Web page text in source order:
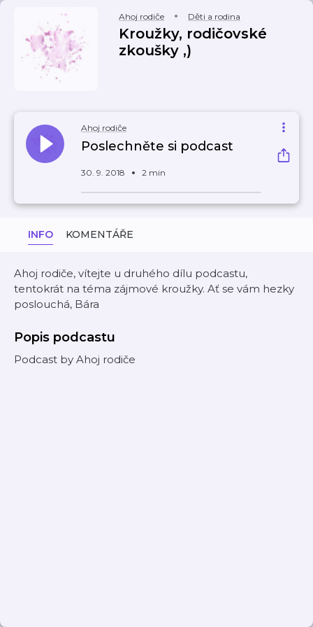
Ahoj rodiče Děti a rodina
Kroužky, rodičovské
zkoušky ,)
Ahoj rodiče
Poslechněte si podcast
30. 9. 2018 2 min
INFO KOMENTÁŘE
Ahoj rodiče, vítejte u druhého dílu podcastu,
tentokrát na téma zájmové kroužky. Ať se vám hezky
poslouchá, Bára
Popis podcastu
Podcast by Ahoj rodiče